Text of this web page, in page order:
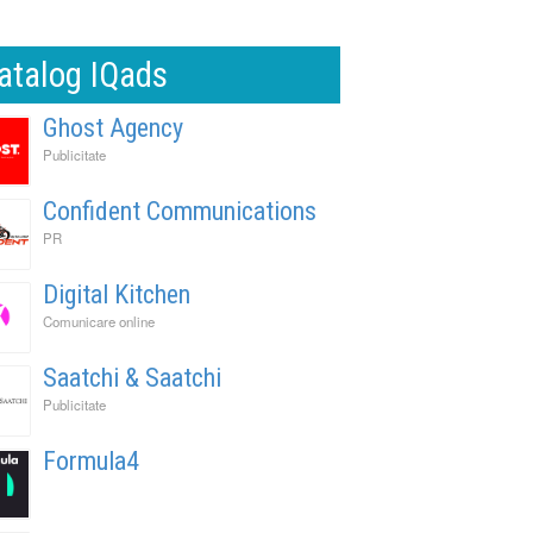
IQads
Ghost Agency
Publicitate
Confident Communications
PR
Digital Kitchen
Comunicare online
Saatchi & Saatchi
Publicitate
Formula4